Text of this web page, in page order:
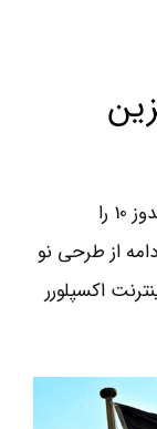
شرکت مایکروسافت که در چندی پیش ویندوز 10 را
از طرحی نو
اکسپلورر